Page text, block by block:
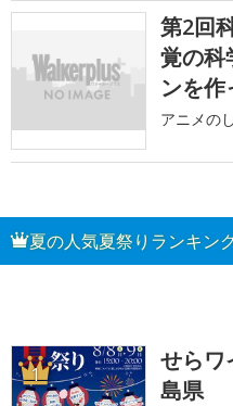
第2回
覚の
ンを作
アニメの
夏の人気夏祭りランキン
1
せらワ
島県